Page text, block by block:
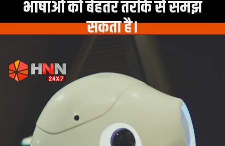
भाषाओं को बेहतर तरीके से समझ
सकता है।